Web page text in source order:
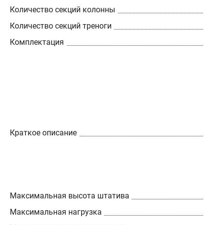
Количество секций колонны
Количество секций треноги
Комплектация
Краткое описание
Максимальная высота штатива
Максимальная нагрузка